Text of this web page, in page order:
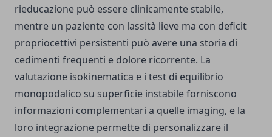
rieducazione può essere clinicamente stabile,
mentre un paziente con lassità lieve ma con deficit
propriocettivi persistenti può avere una storia di
cedimenti frequenti e dolore ricorrente. La
valutazione isokinematica e i test di equilibrio
monopodalico su superficie instabile forniscono
informazioni complementari a quelle imaging, e la
loro integrazione permette di personalizzare il